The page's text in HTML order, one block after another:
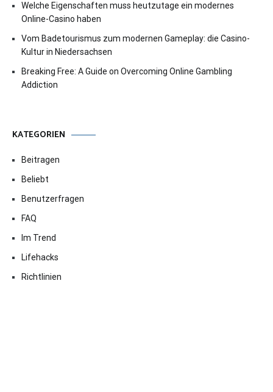
Welche Eigenschaften muss heutzutage ein modernes
Online-Casino haben
Vom Badetourismus zum modernen Gameplay: die Casino-
Kultur in Niedersachsen
Breaking Free: A Guide on Overcoming Online Gambling
Addiction
KATEGORIEN
Beitragen
Beliebt
Benutzerfragen
FAQ
Im Trend
Lifehacks
Richtlinien